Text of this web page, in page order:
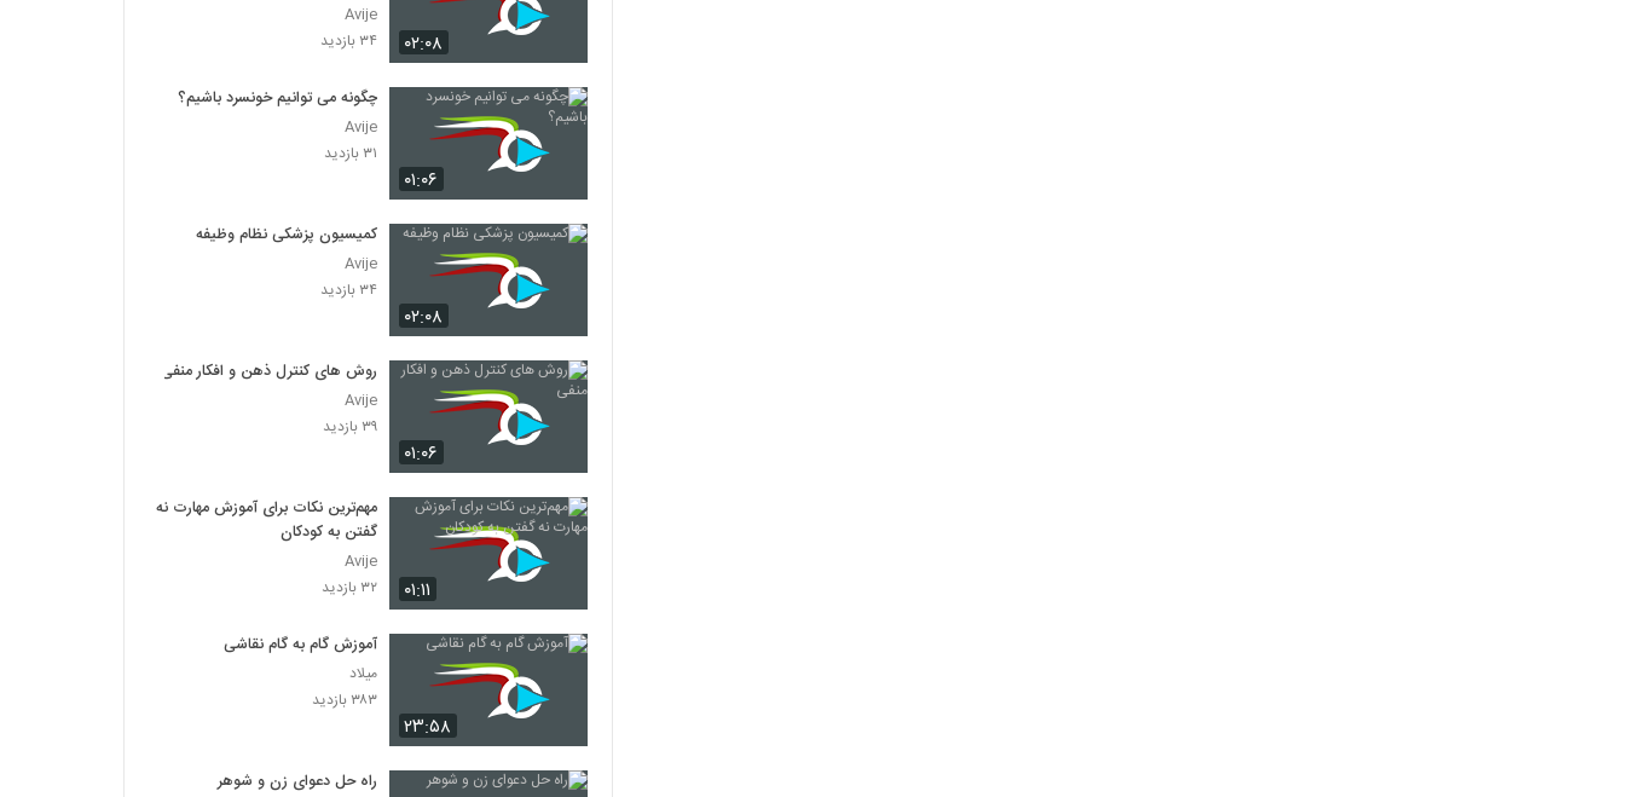
۰۲:۰۸
Avije
۳۴ بازدید
۰۱:۰۶
چگونه می توانیم خونسرد باشیم؟
Avije
۳۱ بازدید
۰۲:۰۸
کمیسیون پزشکی نظام وظیفه
Avije
۳۴ بازدید
۰۱:۰۶
روش های کنترل ذهن و افکار منفی
Avije
۳۹ بازدید
۰۱:۱۱
مهم‌ترین نکات برای آموزش مهارت نه
گفتن به کودکان
Avije
۳۲ بازدید
۲۳:۵۸
آموزش گام به گام نقاشی
میلاد
۳۸۳ بازدید
راه حل دعوای زن و شوهر